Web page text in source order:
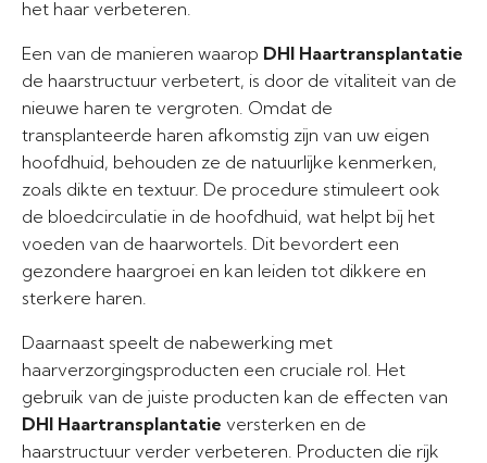
het haar verbeteren.
Een van de manieren waarop DHI Haartransplantatie
de haarstructuur verbetert, is door de vitaliteit van de
nieuwe haren te vergroten. Omdat de
transplanteerde haren afkomstig zijn van uw eigen
hoofdhuid, behouden ze de natuurlijke kenmerken,
zoals dikte en textuur. De procedure stimuleert ook
de bloedcirculatie in de hoofdhuid, wat helpt bij het
voeden van de haarwortels. Dit bevordert een
gezondere haargroei en kan leiden tot dikkere en
sterkere haren.
Daarnaast speelt de nabewerking met
haarverzorgingsproducten een cruciale rol. Het
gebruik van de juiste producten kan de effecten van
DHI Haartransplantatie versterken en de
haarstructuur verder verbeteren. Producten die rijk